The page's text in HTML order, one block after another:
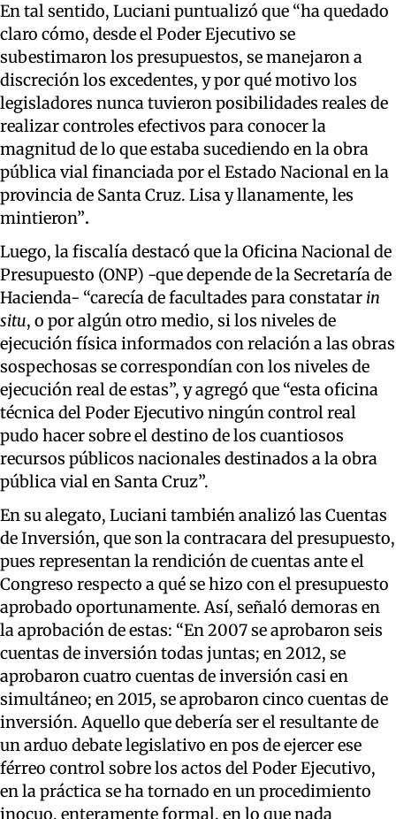
En tal sentido, Lucianipuntualizó que “ha quedado
claro cómo, desde el Poder Ejecutivo se
subestimaron los presupuestos, se manejaron a
discreción los excedentes, y por qué motivo los
legisladores nunca tuvieron posibilidades reales de
realizar controles efectivos para conocer la
magnitud de lo que estaba sucediendo en la obra
pública vial financiada por el Estado Nacional en la
provincia de Santa Cruz. Lisa y llanamente, les
mintieron”.
Luego, la fiscalíadestacó que la Oficina Nacional de
Presupuesto (ONP) -que depende de la Secretaría de
Hacienda- “carecía de facultades para constatar in
situ, o por algún otro medio, si los niveles de
ejecución física informados con relación a las obras
sospechosas se correspondían conlos niveles de
ejecución real de estas”, y agregó que “esta oficina
técnica del Poder Ejecutivo ningún control real
pudo hacer sobre el destino de los cuantiosos
recursos públicos nacionales destinados a la obra
pública vial en Santa Cruz”.
En su alegato, Lucianitambiénanalizó las Cuentas
deInversión, que son la contracara del presupuesto,
pues representan la rendición de cuentas ante el
Congreso respecto a qué se hizo con el presupuesto
aprobado oportunamente. Así, señaló demoras en
la aprobación deestas: “En 2007 se aprobaron seis
cuentas de inversión todas juntas; en 2012, se
aprobaroncuatro cuentas de inversióncasien
simultáneo; en 2015, se aprobaron cinco cuentas de
inversión. Aquello que debería ser el resultante de
un arduo debate legislativo enpos de ejercer ese
férreo control sobre los actos del Poder Ejecutivo,
en la práctica se ha tornado en un procedimiento
inocuo, enteramente formal, en lo que nada